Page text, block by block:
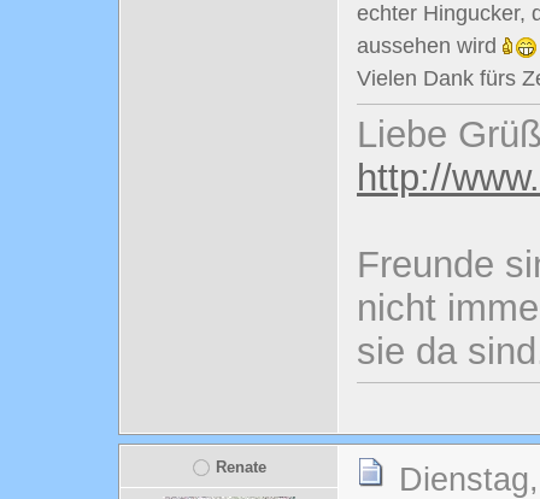
echter Hingucker,
aussehen wird
Vielen Dank fürs
Liebe
http://
Freunde
nicht
sie da
Renate